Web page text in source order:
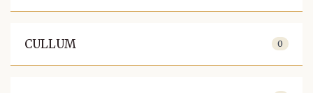
CULLUM 0